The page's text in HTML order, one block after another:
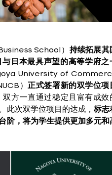
School） 持续拓展其
日本最具声望的高等学府之
University of
）正式签署新的双学位项
双方一直通过稳定且富有成效
此次双学位项目的达成， 标志
阶，将为学生提供更加多元和